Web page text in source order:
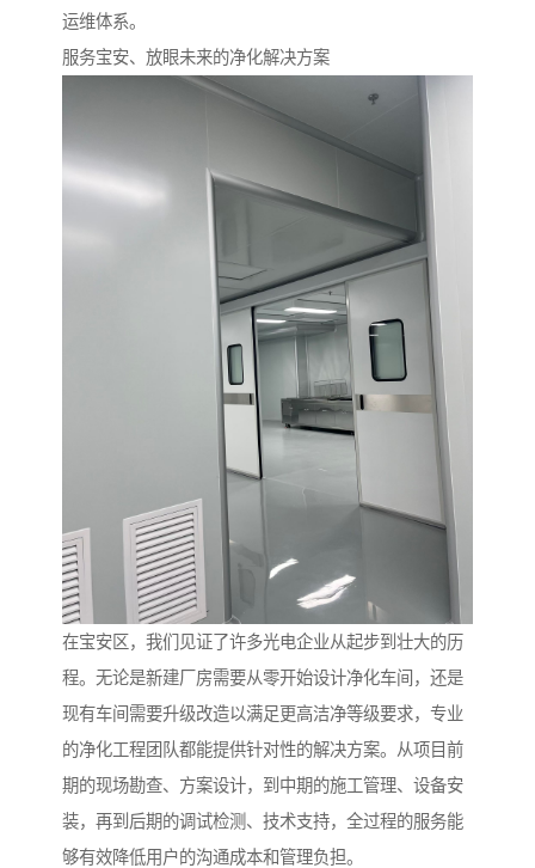
运维体系。
服务宝安、放眼未来的净化解决方案
在宝安区，我们见证了许多光电企业从起步到壮大的历
程。无论是新建厂房需要从零开始设计净化车间，还是
现有车间需要升级改造以满足更高洁净等级要求，专业
的净化工程团队都能提供针对性的解决方案。从项目前
期的现场勘查、方案设计，到中期的施工管理、设备安
装，再到后期的调试检测、技术支持，全过程的服务能
够有效降低用户的沟通成本和管理负担。